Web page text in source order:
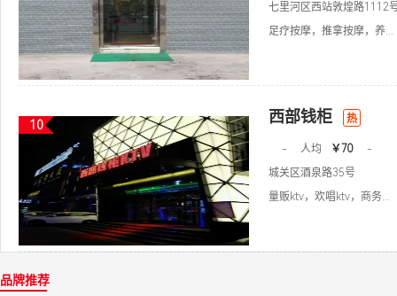
七里河区西站敦煌路1112
足疗按摩，推拿按摩，养...
10 西部钱柜 热
- 人均 ￥70
-
城关区酒泉路35号
量贩ktv，欢唱ktv，商务...
品牌推荐